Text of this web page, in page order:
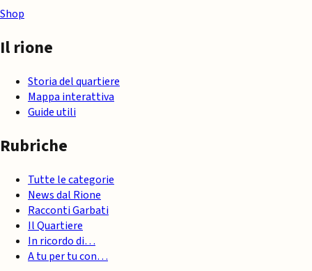
Shop
Il rione
Storia del quartiere
Mappa interattiva
Guide utili
Rubriche
Tutte le categorie
News dal Rione
Racconti Garbati
Il Quartiere
In ricordo di…
A tu per tu con…